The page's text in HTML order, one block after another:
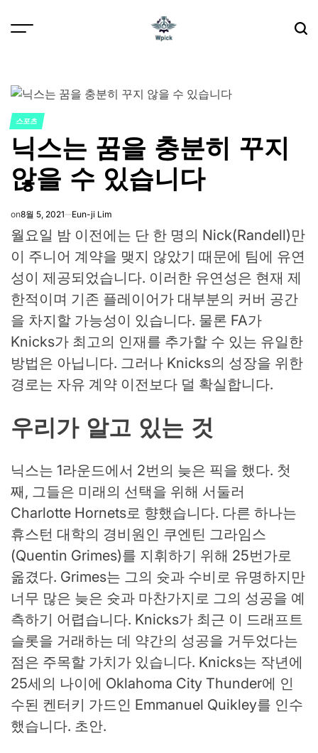
POSTED
IN
스포츠
닉스는 꿈을 충분히 꾸지
않을 수 있습니다
on8월 5, 2021 Eun-ji Lim
월요일 밤 이전에는 단 한 명의 Nick(Randell)만
이 주니어 계약을 맺지 않았기 때문에 팀에 유연
성이 제공되었습니다. 이러한 유연성은 현재 제
한적이며 기존 플레이어가 대부분의 커버 공간
을 차지할 가능성이 있습니다. 물론 FA가
Knicks가 최고의 인재를 추가할 수 있는 유일한
방법은 아닙니다. 그러나 Knicks의 성장을 위한
경로는 자유 계약 이전보다 덜 확실합니다.
우리가 알고 있는 것
닉스는 1라운드에서 2번의 늦은 픽을 했다. 첫
째, 그들은 미래의 선택을 위해 서둘러
Charlotte Hornets로 향했습니다. 다른 하나는
휴스턴 대학의 경비원인 쿠엔틴 그라임스
(Quentin Grimes)를 지휘하기 위해 25번가로
옮겼다. Grimes는 그의 슛과 수비로 유명하지만
너무 많은 늦은 슛과 마찬가지로 그의 성공을 예
측하기 어렵습니다. Knicks가 최근 이 드래프트
슬롯을 거래하는 데 약간의 성공을 거두었다는
점은 주목할 가치가 있습니다. Knicks는 작년에
25세의 나이에 Oklahoma City Thunder에 인
수된 켄터키 가드인 Emmanuel Quikley를 인수
했습니다. 초안.